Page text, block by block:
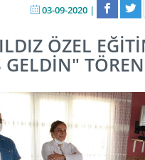
03-09-2020 |
ÖZEL
GELDİN"